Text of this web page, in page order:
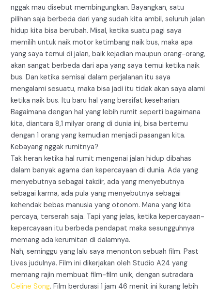
nggak mau disebut membingungkan. Bayangkan, satu
pilihan saja berbeda dari yang sudah kita ambil, seluruh jalan
hidup kita bisa berubah. Misal, ketika suatu pagi saya
memilih untuk naik motor ketimbang naik bus, maka apa
yang saya temui di jalan, baik kejadian maupun orang-orang,
akan sangat berbeda dari apa yang saya temui ketika naik
bus. Dan ketika semisal dalam perjalanan itu saya
mengalami sesuatu, maka bisa jadi itu tidak akan saya alami
ketika naik bus. Itu baru hal yang bersifat keseharian.
Bagaimana dengan hal yang lebih rumit seperti bagaimana
kita, diantara 8,1 milyar orang di dunia ini, bisa bertemu
dengan 1 orang yang kemudian menjadi pasangan kita.
Kebayang nggak rumitnya?
Tak heran ketika hal rumit mengenai jalan hidup dibahas
dalam banyak agama dan kepercayaan di dunia. Ada yang
menyebutnya sebagai takdir, ada yang menyebutnya
sebagai karma, ada pula yang menyebutnya sebagai
kehendak bebas manusia yang otonom. Mana yang kita
percaya, terserah saja. Tapi yang jelas, ketika kepercayaan-
kepercayaan itu berbeda pendapat maka sesungguhnya
memang ada kerumitan di dalamnya.
Nah, seminggu yang lalu saya menonton sebuah film. Past
Lives judulnya. Film ini dikerjakan oleh Studio A24 yang
memang rajin membuat film-film unik, dengan sutradara
Celine Song. Film berdurasi 1 jam 46 menit ini kurang lebih